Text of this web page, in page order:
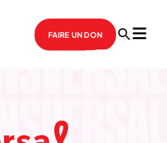
FAIRE UN DON